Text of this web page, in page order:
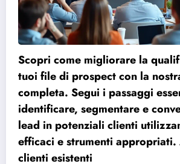
Scopri come migliorare la
tuoi file di prospect con la
completa. Segui i passaggi
identificare, segmentare e
lead in potenziali clienti
efficaci e strumenti
clienti esistenti